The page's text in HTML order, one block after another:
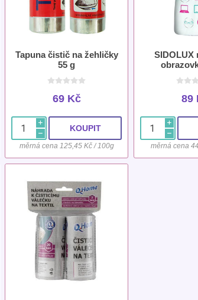
Tapuna čistič na žehličky
55 g
69 Kč
i
h
měrná cena 125,45 Kč / 100g
SIDOLUX
89
i
h
měrná cena